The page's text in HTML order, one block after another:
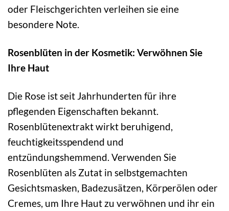
oder Fleischgerichten verleihen sie eine
besondere Note.
Rosenblüten in der Kosmetik: Verwöhnen Sie
Ihre Haut
Die Rose ist seit Jahrhunderten für ihre
pflegenden Eigenschaften bekannt.
Rosenblütenextrakt wirkt beruhigend,
feuchtigkeitsspendend und
entzündungshemmend. Verwenden Sie
Rosenblüten als Zutat in selbstgemachten
Gesichtsmasken, Badezusätzen, Körperölen oder
Cremes, um Ihre Haut zu verwöhnen und ihr ein